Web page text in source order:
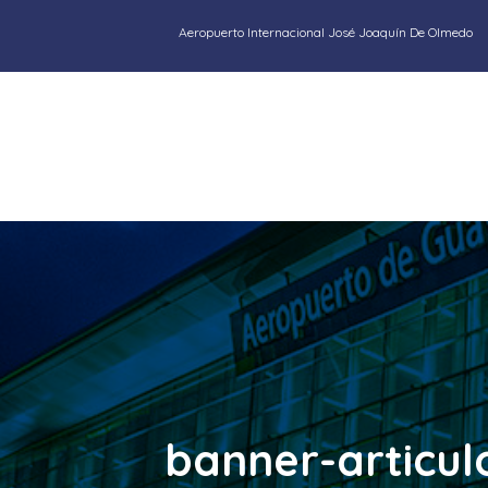
Aeropuerto Internacional José Joaquín De Olmedo
banner-